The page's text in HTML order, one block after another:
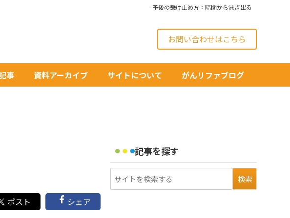
予後の受け止め方：暗闇から泳ぎ出る
お問い合わせはこちら
事 資料アーカイブ サイトについて がんリファブログ
シェア
記事を探す